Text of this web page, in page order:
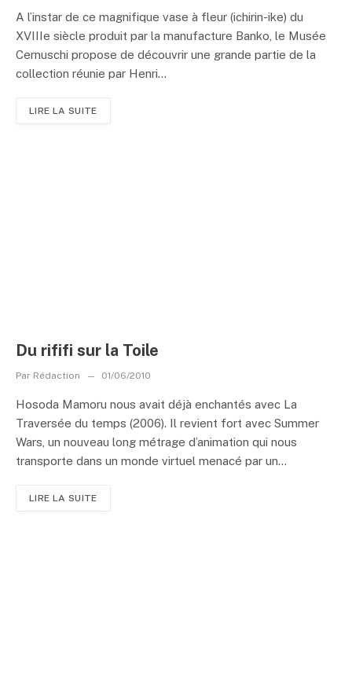
A l’instar de ce magnifique vase à fleur (ichirin-ike) du
XVIIIe siècle produit par la manufacture Banko, le Musée
Cernuschi propose de découvrir une grande partie de la
collection réunie par Henri...
LIRE LA SUITE
Du rififi sur la Toile
Par Rédaction 01/06/2010
Hosoda Mamoru nous avait déjà enchantés avec La
Traversée du temps (2006). Il revient fort avec Summer
Wars, un nouveau long métrage d’animation qui nous
transporte dans un monde virtuel menacé par un...
LIRE LA SUITE